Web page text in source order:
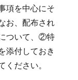
項を中心にそ
お、配布され
ついて、②特
添付しておき
ください。